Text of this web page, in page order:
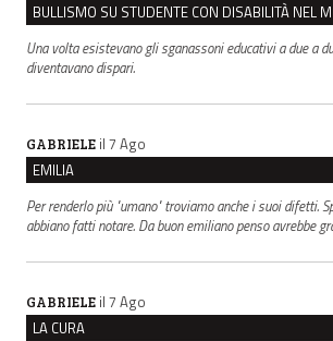
Una volta esistevano gli sganassoni educativi a due a
diventavano dispari.
GABRIELE il 7 Ago
EMILIA
Per renderlo più "umano" troviamo anche i suoi difetti.
abbiano fatti notare. Da buon emiliano penso avrebbe
GABRIELE il 7 Ago
LA CURA